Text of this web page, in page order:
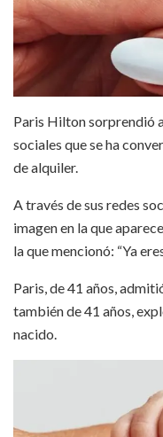
Paris Hilton sorprendió
sociales que se ha
de alquiler.
A través de sus redes
imagen en la que
la que mencionó: “Ya
Paris, de 41 años,
también de 41 años,
nacido.